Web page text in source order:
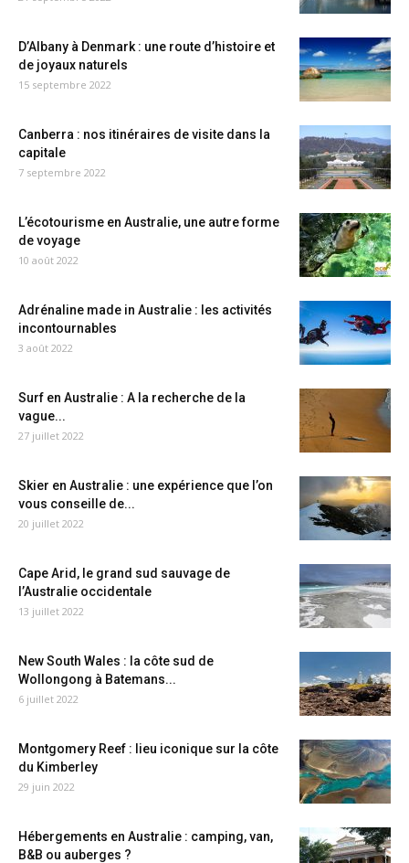
D’Albany à Denmark : une route d’histoire et
de joyaux naturels
15 septembre 2022
Canberra : nos itinéraires de visite dans la
capitale
7 septembre 2022
L’écotourisme en Australie, une autre forme
de voyage
10 août 2022
Adrénaline made in Australie : les activités
incontournables
3 août 2022
Surf en Australie : A la recherche de la
vague...
27 juillet 2022
Skier en Australie : une expérience que l’on
vous conseille de...
20 juillet 2022
Cape Arid, le grand sud sauvage de
l’Australie occidentale
13 juillet 2022
New South Wales : la côte sud de
Wollongong à Batemans...
6 juillet 2022
Montgomery Reef : lieu iconique sur la côte
du Kimberley
29 juin 2022
Hébergements en Australie : camping, van,
B&B ou auberges ?